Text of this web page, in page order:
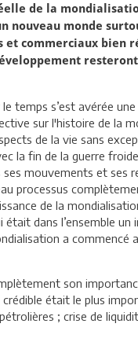
de la
monde
commerciaux bien
temps s’est avérée
sur l'histoire de la
de la vie sans
la fin de la guerre
mouvements et ses
processus
de la
dans l’ensemble
a commencé
son
était le plus
; crise de